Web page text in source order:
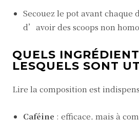
Secouez le pot avant
d’avoir des scoops non
QUELS
LESQUELS SONT
Lire la composition est
Caféine : efficace, mais à